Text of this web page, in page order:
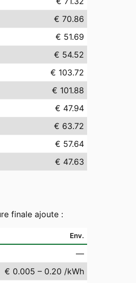
€ 70.86
€ 51.69
€ 54.52
€ 103.72
€ 101.88
€ 47.94
€ 63.72
€ 57.64
€ 47.63
finale ajoute :
Env.
—
€ 0.005 – 0.20 /kWh